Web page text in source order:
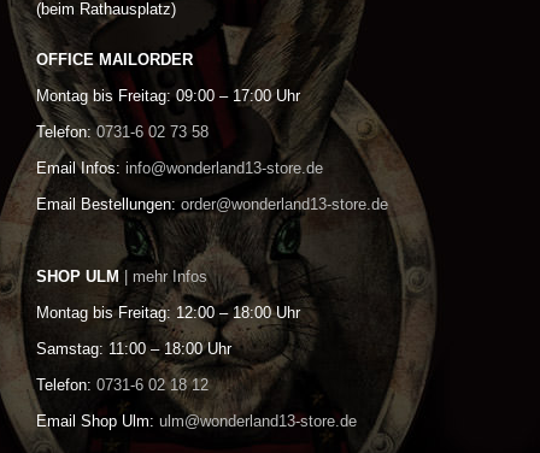
(beim Rathausplatz)
OFFICE MAILORDER
Montag bis Freitag: 09:00 – 17:00 Uhr
Telefon: 0731-6 02 73 58
Email Infos: info@wonderland13-store.de
Email Bestellungen: order@wonderland13-store.de
SHOP ULM | mehr Infos
Montag bis Freitag: 12:00 – 18:00 Uhr
Samstag: 11:00 – 18:00 Uhr
Telefon: 0731-6 02 18 12
Email Shop Ulm: ulm@wonderland13-store.de